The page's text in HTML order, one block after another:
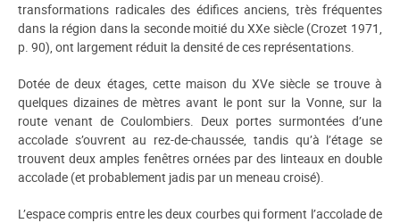
transformations radicales des édifices anciens, très fréquentes
dans la région dans la seconde moitié du XXe siècle (Crozet 1971,
p. 90), ont largement réduit la densité de ces représentations.
Dotée de deux étages, cette maison du XVe siècle se trouve à
quelques dizaines de mètres avant le pont sur la Vonne, sur la
route venant de Coulombiers. Deux portes surmontées d’une
accolade s’ouvrent au rez-de-chaussée, tandis qu’à l’étage se
trouvent deux amples fenêtres ornées par des linteaux en double
accolade (et probablement jadis par un meneau croisé).
L’espace compris entre les deux courbes qui forment l’accolade de